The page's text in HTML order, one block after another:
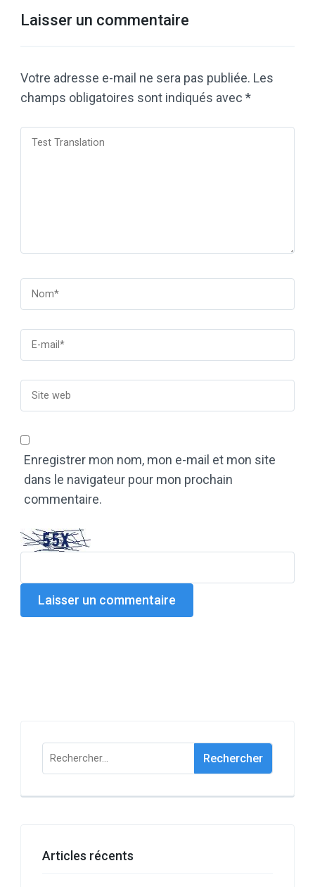
Laisser un commentaire
Votre adresse e-mail ne sera pas publiée. Les
champs obligatoires sont indiqués avec *
Enregistrer mon nom, mon e-mail et mon site
dans le navigateur pour mon prochain
commentaire.
Rechercher :
Articles récents